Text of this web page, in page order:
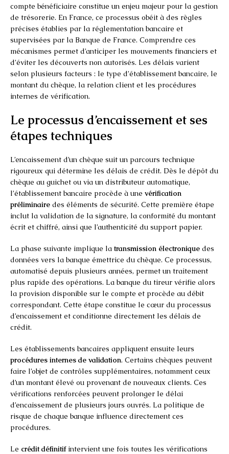
compte bénéficiaire constitue un enjeu majeur pour la gestion
de trésorerie. En France, ce processus obéit à des règles
précises établies par la réglementation bancaire et
supervisées par la Banque de France. Comprendre ces
mécanismes permet d’anticiper les mouvements financiers et
d’éviter les découverts non autorisés. Les délais varient
selon plusieurs facteurs : le type d’établissement bancaire, le
montant du chèque, la relation client et les procédures
internes de vérification.
Le processus d’encaissement et ses
étapes techniques
L’encaissement d’un chèque suit un parcours technique
rigoureux qui détermine les délais de crédit. Dès le dépôt du
chèque au guichet ou via un distributeur automatique,
l’établissement bancaire procède à une vérification
préliminaire des éléments de sécurité. Cette première étape
inclut la validation de la signature, la conformité du montant
écrit et chiffré, ainsi que l’authenticité du support papier.
La phase suivante implique la transmission électronique des
données vers la banque émettrice du chèque. Ce processus,
automatisé depuis plusieurs années, permet un traitement
plus rapide des opérations. La banque du tireur vérifie alors
la provision disponible sur le compte et procède au débit
correspondant. Cette étape constitue le cœur du processus
d’encaissement et conditionne directement les délais de
crédit.
Les établissements bancaires appliquent ensuite leurs
procédures internes de validation. Certains chèques peuvent
faire l’objet de contrôles supplémentaires, notamment ceux
d’un montant élevé ou provenant de nouveaux clients. Ces
vérifications renforcées peuvent prolonger le délai
d’encaissement de plusieurs jours ouvrés. La politique de
risque de chaque banque influence directement ces
procédures.
Le crédit définitifintervient une fois toutes les vérifications